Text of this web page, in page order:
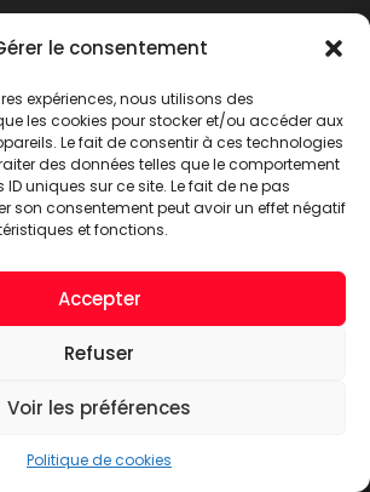
le consentement
expériences, nous utilisons des
les cookies pour stocker et/ou accéder aux
Le fait de consentir à ces technologies
des données telles que le comportement
uniques sur ce site. Le fait de ne pas
son consentement peut avoir un effet négatif
et fonctions.
Accepter
Refuser
Voir les préférences
Politique de cookies